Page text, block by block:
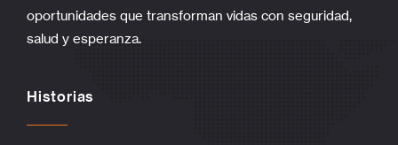
oportunidades que transforman vidas con seguridad,
salud y esperanza.
Historias